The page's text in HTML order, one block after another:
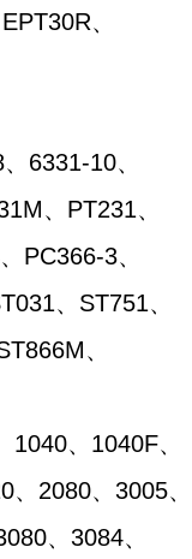
、
6331-10、
、PT231、
PC366-3、
、ST751、
、
、1040F、
2080、3005、
、3084、